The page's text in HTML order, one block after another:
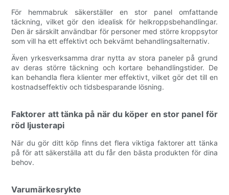
För hemmabruk säkerställer en stor panel omfattande
täckning, vilket gör den idealisk för helkroppsbehandlingar.
Den är särskilt användbar för personer med större kroppsytor
som vill ha ett effektivt och bekvämt behandlingsalternativ.
Även yrkesverksamma drar nytta av stora paneler på grund
av deras större täckning och kortare behandlingstider. De
kan behandla flera klienter mer effektivt, vilket gör det till en
kostnadseffektiv och tidsbesparande lösning.
Faktorer att tänka på när du köper en stor panel för
röd ljusterapi
När du gör ditt köp finns det flera viktiga faktorer att tänka
på för att säkerställa att du får den bästa produkten för dina
behov.
Varumärkesrykte